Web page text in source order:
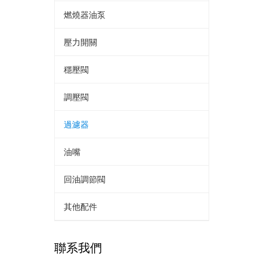
燃燒器油泵
壓力開關
穩壓閥
調壓閥
過濾器
油嘴
回油調節閥
其他配件
聯系我們